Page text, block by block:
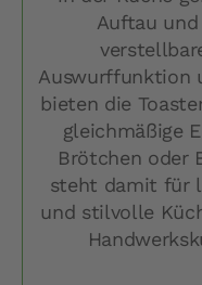
Auftau und
Auswurffunktion
bieten die
gleichmäßige
Brötchen oder
steht damit für
und stilvolle